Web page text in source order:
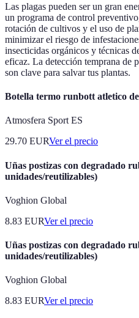
Las plagas pueden ser un gran
un programa de control
rotación de cultivos y el uso de
minimizar el riesgo de
insecticidas orgánicos y técnicas
eficaz. La detección temprana de
son clave para salvar tus plantas.
Botella termo runbott atletico
Atmosfera Sport ES
29.70 EURVer el precio
Uñas postizas con degradado
unidades/reutilizables)
Voghion Global
8.83 EURVer el precio
Uñas postizas con degradado
unidades/reutilizables)
Voghion Global
8.83 EURVer el precio